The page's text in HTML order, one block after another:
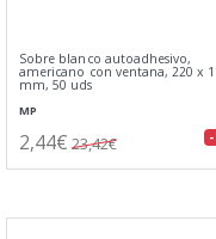
Sobre blanco autoadhesivo,
americano con ventana, 220 x
mm, 50 uds
MP
2,44€ 23,42€